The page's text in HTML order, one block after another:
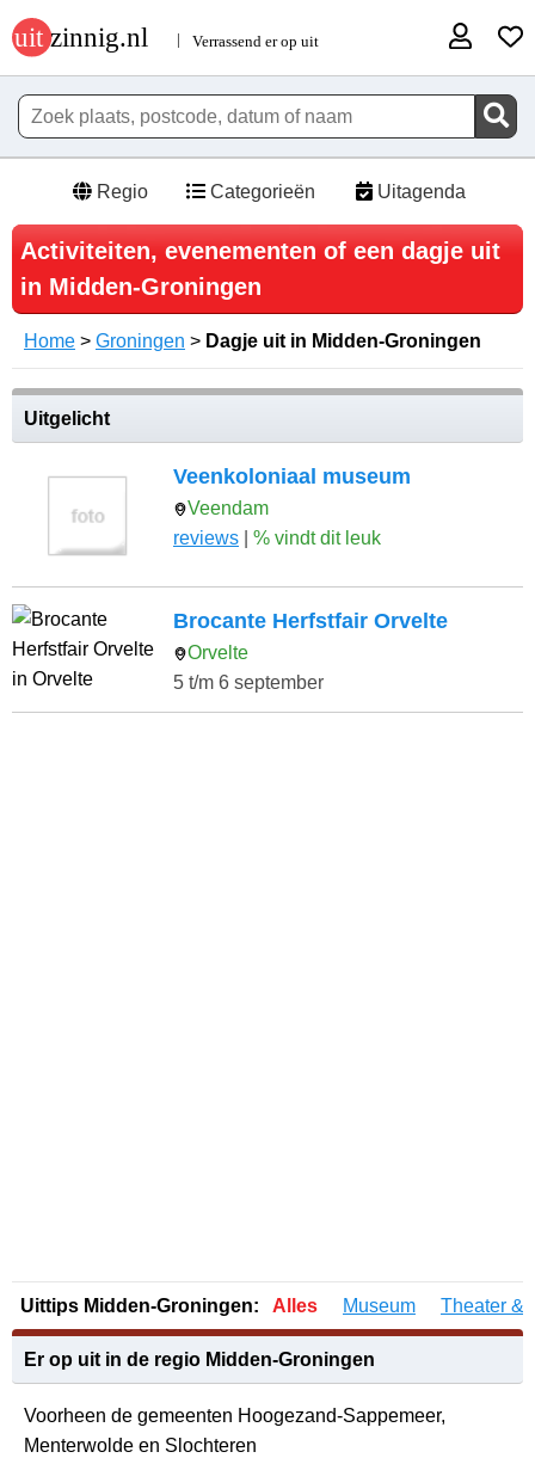
Regio Categorieën Uitagenda
Activiteiten, evenementen of een dagje uit
in Midden-Groningen
Home > Groningen > Dagje uit in Midden-Groningen
Uitgelicht
Veenkoloniaal museum
Veendam
reviews
% vindt dit leuk
Brocante Herfstfair Orvelte
Orvelte
5 t/m 6 september
Uittips Midden-Groningen: Alles Museum Theater &
Er op uit in de regio Midden-Groningen
Voorheen de gemeenten Hoogezand-Sappemeer,
Menterwolde en Slochteren